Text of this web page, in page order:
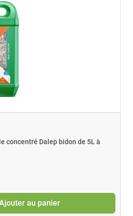
concentré Dalep bidon de 5L à
au panier